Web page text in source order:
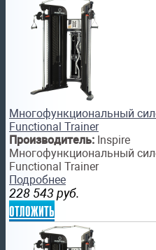
Многофункциональный
Functional Trainer
Производитель: Inspire
Многофункциональный
Functional Trainer
Подробнее
228 543 руб.
отложить